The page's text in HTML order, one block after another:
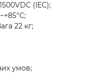
(IEC);
22 кг;
умов;